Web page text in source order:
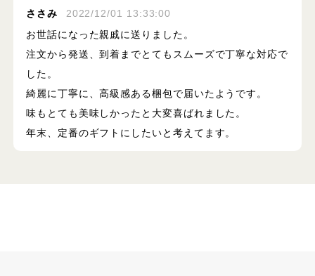
ささみ
2022/12/01 13:33:00
お世話になった親戚に送りました。
注文から発送、到着までとてもスムーズで丁寧な対応で
した。
綺麗に丁寧に、高級感ある梱包で届いたようです。
味もとても美味しかったと大変喜ばれました。
年末、定番のギフトにしたいと考えてます。